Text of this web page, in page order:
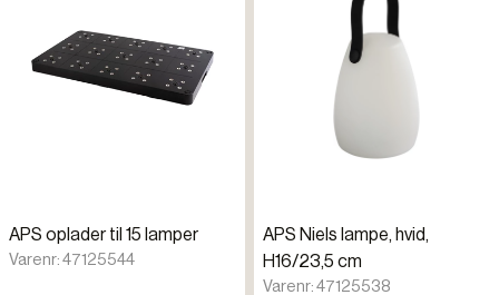
APS oplader til 15 lamper
Varenr: 47125544
APS Niels lampe, hvid,
H16/23,5 cm
Varenr: 47125538